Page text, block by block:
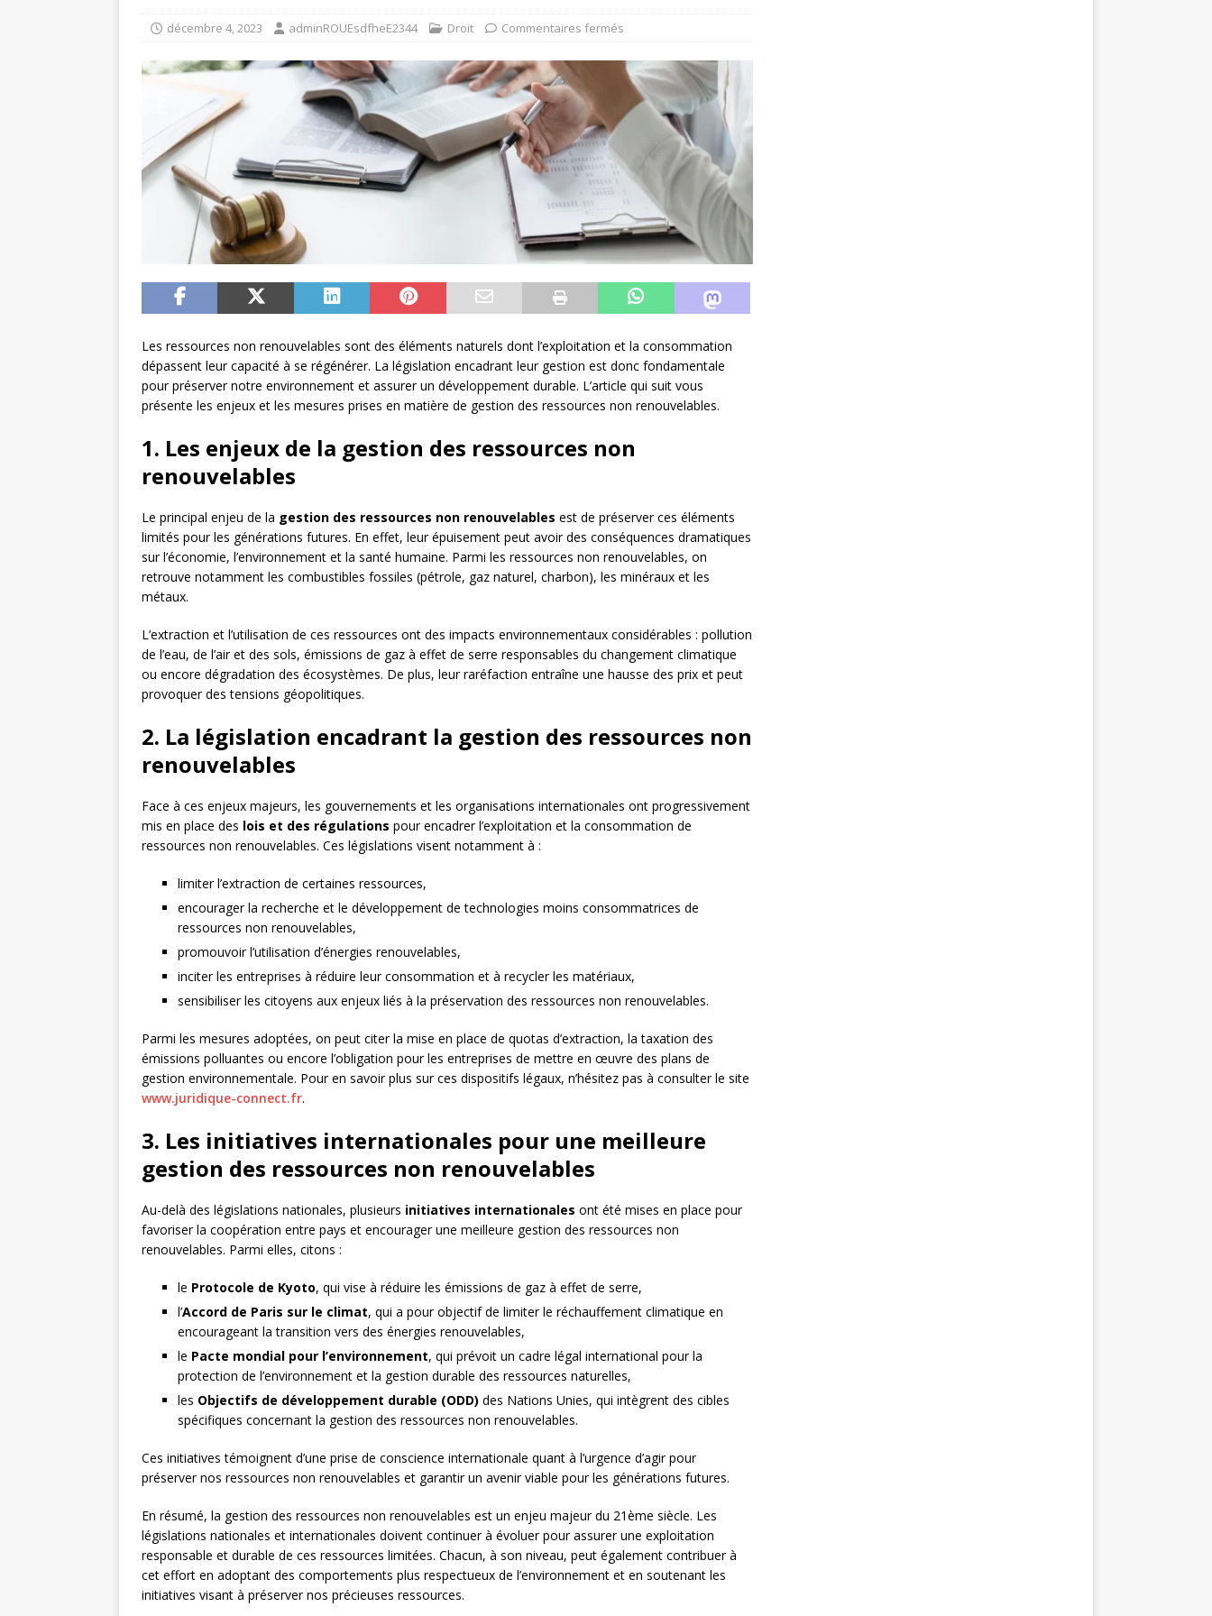
DROIT
décembre 4, 2023 adminROUEsdfheE2344 Droit Commentaires fermés
Les ressources non renouvelables sont des éléments naturels dont l’exploitation et la consommation
dépassent leur capacité à se régénérer. La législation encadrant leur gestion est donc fondamentale
pour préserver notre environnement et assurer un développement durable. L’article qui suit vous
présente les enjeux et les mesures prises en matière de gestion des ressources non renouvelables.
1. Les enjeux de la gestion des ressources non
renouvelables
Le principal enjeu de la gestion des ressources non renouvelables est de préserver ces éléments
limités pour les générations futures. En effet, leur épuisement peut avoir des conséquences dramatiques
sur l’économie, l’environnement et la santé humaine. Parmi les ressources non renouvelables, on
retrouve notamment les combustibles fossiles (pétrole, gaz naturel, charbon), les minéraux et les
métaux.
L’extraction et l’utilisation de ces ressources ont des impacts environnementaux considérables : pollution
de l’eau, de l’air et des sols, émissions de gaz à effet de serre responsables du changement climatique
ou encore dégradation des écosystèmes. De plus, leur raréfaction entraîne une hausse des prix et peut
provoquer des tensions géopolitiques.
2. La législation encadrant la gestion des ressources non
renouvelables
Face à ces enjeux majeurs, les gouvernements et les organisations internationales ont progressivement
mis en place des lois et des régulations pour encadrer l’exploitation et la consommation de
ressources non renouvelables. Ces législations visent notamment à :
limiter l’extraction de certaines ressources,
encourager la recherche et le développement de technologies moins consommatrices de
ressources non renouvelables,
promouvoir l’utilisation d’énergies renouvelables,
inciter les entreprises à réduire leur consommation et à recycler les matériaux,
sensibiliser les citoyens aux enjeux liés à la préservation des ressources non renouvelables.
Parmi les mesures adoptées, on peut citer la mise en place de quotas d’extraction, la taxation des
émissions polluantes ou encore l’obligation pour les entreprises de mettre en œuvre des plans de
gestion environnementale. Pour en savoir plus sur ces dispositifs légaux, n’hésitez pas à consulter le site
www.juridique-connect.fr.
3. Les initiatives internationales pour une meilleure
gestion des ressources non renouvelables
Au-delà des législations nationales, plusieurs initiatives internationales ont été mises en place pour
favoriser la coopération entre pays et encourager une meilleure gestion des ressources non
renouvelables. Parmi elles, citons :
le Protocole de Kyoto, qui vise à réduire les émissions de gaz à effet de serre,
l’Accord de Paris sur le climat, qui a pour objectif de limiter le réchauffement climatique en
encourageant la transition vers des énergies renouvelables,
le Pacte mondial pour l’environnement, qui prévoit un cadre légal international pour la
protection de l’environnement et la gestion durable des ressources naturelles,
les Objectifs de développement durable (ODD) des Nations Unies, qui intègrent des cibles
spécifiques concernant la gestion des ressources non renouvelables.
Ces initiatives témoignent d’une prise de conscience internationale quant à l’urgence d’agir pour
préserver nos ressources non renouvelables et garantir un avenir viable pour les générations futures.
En résumé, la gestion des ressources non renouvelables est un enjeu majeur du 21ème siècle. Les
législations nationales et internationales doivent continuer à évoluer pour assurer une exploitation
responsable et durable de ces ressources limitées. Chacun, à son niveau, peut également contribuer à
cet effort en adoptant des comportements plus respectueux de l’environnement et en soutenant les
initiatives visant à préserver nos précieuses ressources.